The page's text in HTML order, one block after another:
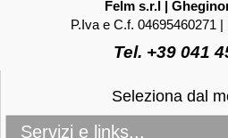
Felm s.r.l |
P.Iva e C.f. 04695460271
Tel. +39 041
Seleziona dal